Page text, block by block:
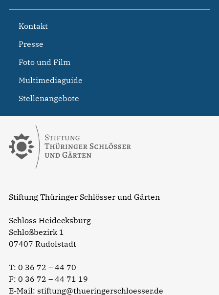
Stiftung Thüringer Schlösser und Gärten
Schloss Heidecksburg
Schloßbezirk 1
07407 Rudolstadt
T: 0 36 72 – 44 70
F: 0 36 72 – 44 71 19
E-Mail: stiftung@thueringerschloesser.de
Kontakt
Presse
Foto und Film
Multimediaguide
Stellenangebote